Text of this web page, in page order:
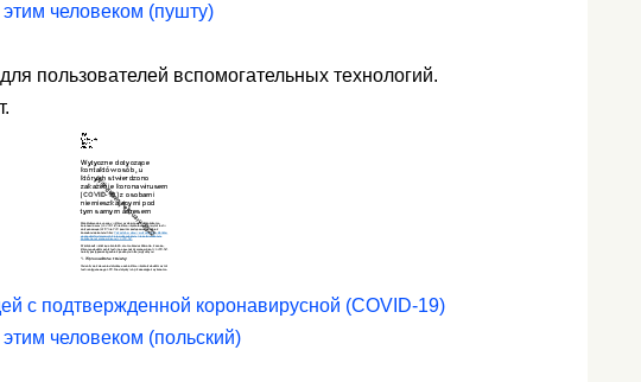
человеком (пушту)
пользователей вспомогательных технологий.
с подтвержденной коронавирусной (COVID-19)
человеком (польский)